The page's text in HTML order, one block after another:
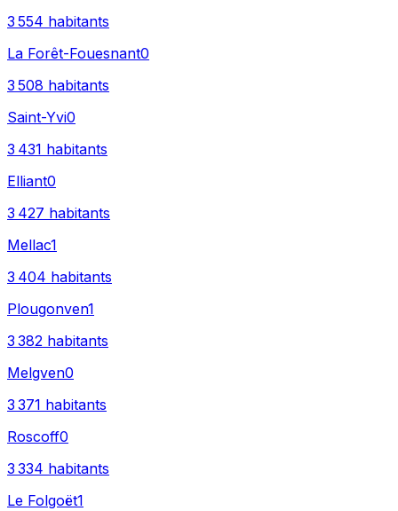
3 554 habitants
La Forêt-Fouesnant0
3 508 habitants
Saint-Yvi0
3 431 habitants
Elliant0
3 427 habitants
Mellac1
3 404 habitants
Plougonven1
3 382 habitants
Melgven0
3 371 habitants
Roscoff0
3 334 habitants
Le Folgoët1